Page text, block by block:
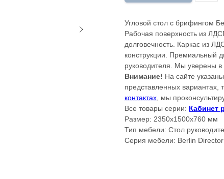
Угловой стол с брифингом
Рабочая поверхность из
долговечность. Каркас из
конструкции. Премиальный
руководителя. Мы уверены в
Внимание! На сайте
представленных вариантах,
контактах , мы
Все товары серии: Кабинет
Размер: 2350x1500x760 мм
Тип мебели: Стол
Серия мебели: Berlin Director